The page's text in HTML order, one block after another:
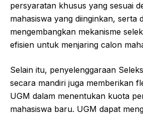
persyaratan khusus yang sesuai
mahasiswa yang diinginkan, serta
mengembangkan mekanisme
efisien untuk menjaring calon
Selain itu, penyelenggaraan
secara mandiri juga memberikan
UGM dalam menentukan kuota
mahasiswa baru. UGM dapat